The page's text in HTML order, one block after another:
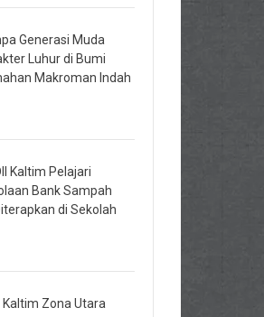
Generasi Muda
Luhur di Bumi
Makroman Indah
Kaltim Pelajari
Bank Sampah
di Sekolah
Kaltim Zona Utara